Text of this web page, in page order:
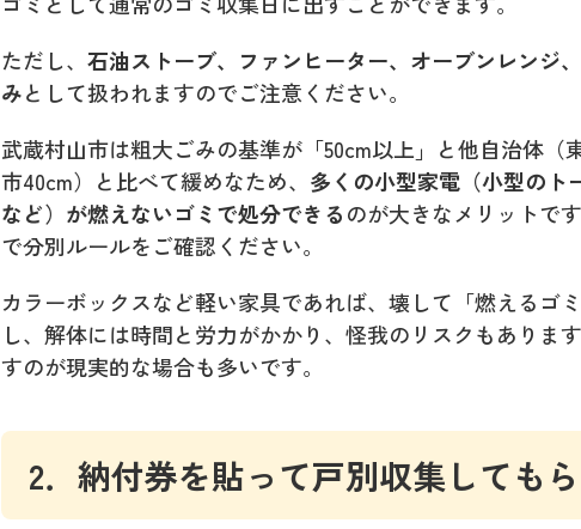
ただし、 石油ストーブ、ファンヒーター、オーブンレンジ
みとして扱われますのでご注意ください。
武蔵村山市は粗大ごみの基準が「50cm以上」と他自治体（
市40cm）と比べて緩めなため、 多くの小型家電（小型のト
など）が燃えないゴミで処分できるのが大きなメリットで
で分別ルールをご確認ください。
カラーボックスなど軽い家具であれば、壊して「燃えるゴ
し、解体には時間と労力がかかり、怪我のリスクもありま
すのが現実的な場合も多いです。
2．納付券を貼って戸別収集しても